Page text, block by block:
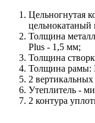
Цельногнутая
цельнокатаный
Толщина
Plus - 1,5 мм;
Толщина
Толщина рамы:
2 вертикальных
Утеплитель -
2 контура